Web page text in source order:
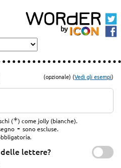
(opzionale) (Vedi gli esempi)
(*) come jolly (bianche).
- sono escluse.
lettere?